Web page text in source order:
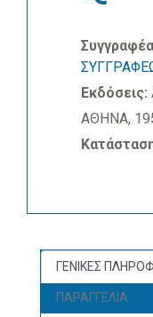
Εκδόσεις:
ΑΘΗΝΑ,
ΓΕΝΙΚΕΣ
ΠΑΡΑΓΓΕΛΙΑ